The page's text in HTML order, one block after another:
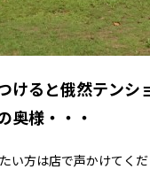
けると俄然テンシ
奥様・・・
い方は店で声かけてくだ